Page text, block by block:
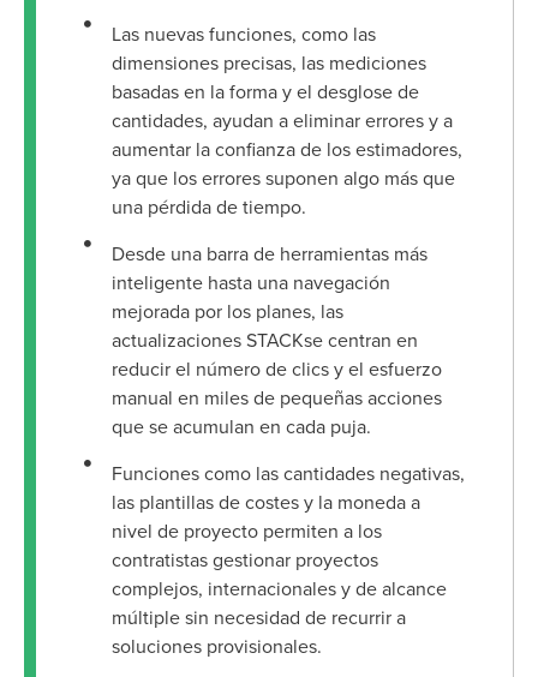
Las nuevas funciones, como las
dimensiones precisas, las mediciones
basadas en la forma y el desglose de
cantidades, ayudan a eliminar errores y a
aumentar la confianza de los estimadores,
ya que los errores suponen algo más que
una pérdida de tiempo.
Desde una barra de herramientas más
inteligente hasta una navegación
mejorada por los planes, las
actualizaciones STACKse centran en
reducir el número de clics y el esfuerzo
manual en miles de pequeñas acciones
que se acumulan en cada puja.
Funciones como las cantidades negativas,
las plantillas de costes y la moneda a
nivel de proyecto permiten a los
contratistas gestionar proyectos
complejos, internacionales y de alcance
múltiple sin necesidad de recurrir a
soluciones provisionales.